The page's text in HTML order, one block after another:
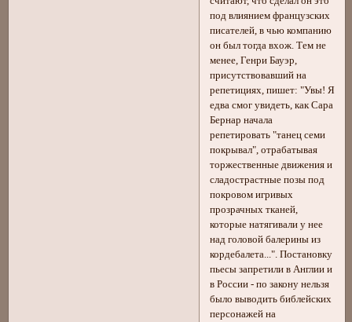
под влиянием французских
писателей, в чью компанию
он был тогда вхож. Тем не
менее, Генри Бауэр,
присутствовавший на
репетициях, пишет: "Увы! Я
едва смог увидеть, как Сара
Бернар начала
репетировать "танец семи
покрывал", отрабатывая
торжественные движения и
сладострастные позы под
покровом игривых
прозрачных тканей,
которые натягивали у нее
над головой балерины из
кордебалета...". Постановку
пьесы запретили в Англии и
в России - по закону нельзя
было выводить библейских
персонажей на